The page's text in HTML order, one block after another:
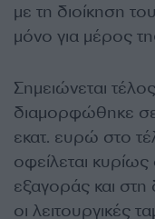
με τη διοίκηση
μόνο για μέρος
Σημειώνεται
διαμορφώθηκε
εκατ. ευρώ στο
οφείλεται
εξαγοράς και
οι λειτουργικές